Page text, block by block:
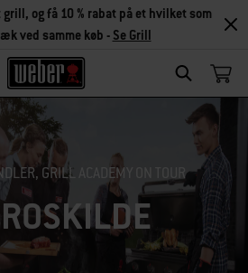
Search
og få 10 % rabat på et hvilket som
ved samme køb - Se Grill
GRILL ACADEMY ON TOUR